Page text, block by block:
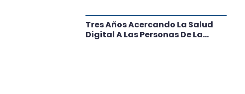
Tres Años Acercando La Salud
Digital A Las Personas De La